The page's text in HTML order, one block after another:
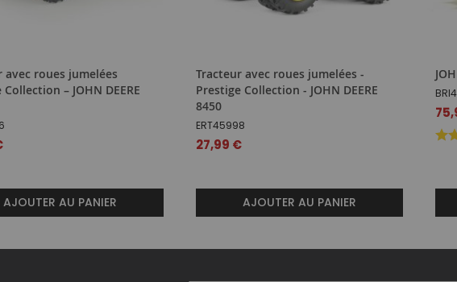
avec roues jumelées
– JOHN DEERE
AJOUTER AU PANIER
Tracteur avec roues jumelées -
Prestige Collection - JOHN DEERE
8450
ERT45998
27,99 €
AJOUTER AU PANIER